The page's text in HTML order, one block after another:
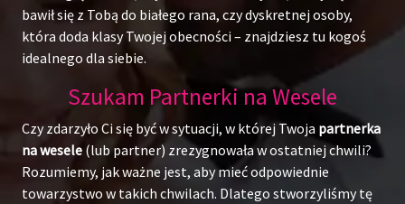
bawił się z Tobą do białego rana, czy dyskretnej osoby,
która doda klasy Twojej obecności – znajdziesz tu kogoś
idealnego dla siebie.
Szukam Partnerki na Wesele
Czy zdarzyło Ci się być w sytuacji, w której Twoja partnerka
na wesele (lub partner) zrezygnowała w ostatniej chwili?
Rozumiemy, jak ważne jest, aby mieć odpowiednie
towarzystwo w takich chwilach. Dlatego stworzyliśmy tę